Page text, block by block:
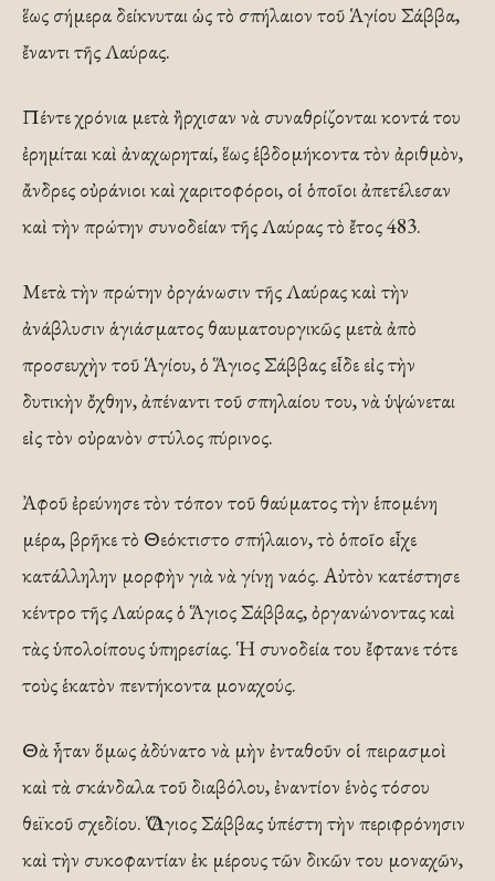
ἕως σήμερα δείκνυται ὡς τὸ σπήλαιον τοῦ Ἁγίου Σάββα,
ἔναντι τῆς Λαύρας.
Πέντε χρόνια μετὰ ἢρχισαν νὰ συναθρίζονται κοντά του
ἐρημίται καὶ ἀναχωρηταί, ἕως ἑβδομήκοντα τὸν ἀριθμὸν,
ἄνδρες οὐράνιοι καὶ χαριτοφόροι, οἱ ὁποῖοι ἀπετέλεσαν
καὶ τὴν πρώτην συνοδείαν τῆς Λαύρας τὸ ἔτος 483.
Μετὰ τὴν πρώτην ὀργάνωσιν τῆς Λαύρας καὶ τὴν
ἀνάβλυσιν ἁγιάσματος θαυματουργικῶς μετὰ ἀπὸ
προσευχὴν τοῦ Ἁγίου, ὁ Ἅγιος Σάββας εἶδε εἰς τὴν
δυτικὴν ὄχθην, ἀπέναντι τοῦ σπηλαίου του, νὰ ὑψώνεται
εἰς τὸν οὐρανὸν στύλος πύρινος.
Ἀφοῦ ἐρεύνησε τὸν τόπον τοῦ θαύματος τὴν ἑπομένη
μέρα, βρῆκε τὸ Θεόκτιστο σπήλαιον, τὸ ὁποῖο εἶχε
κατάλληλην μορφὴν γιὰ νὰ γίνῃ ναός. Αὐτὸν κατέστησε
κέντρο τῆς Λαύρας ὁ Ἅγιος Σάββας, ὀργανώνοντας καὶ
τὰς ὑπολοίπους ὑπηρεσίας. Ἡ συνοδεία του ἔφτανε τότε
τοὺς ἑκατὸν πεντήκοντα μοναχούς.
Θὰ ἦταν ὅμως ἀδύνατο νὰ μὴν ἐνταθοῦν οἱ πειρασμοὶ
καὶ τὰ σκάνδαλα τοῦ διαβόλου, ἐναντίον ἑνὸς τόσου
θεϊκοῦ σχεδίου. Ὁ Ἅγιος Σάββας ὑπέστη τὴν περιφρόνησιν
καὶ τὴν συκοφαντίαν ἐκ μέρους τῶν δικῶν του μοναχῶν,